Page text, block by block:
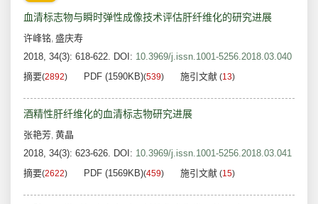
血清标志物与瞬时弹性成像技术评估肝纤维化的研究进展
许峰铭, 盛庆寿
2018, 34(3): 618-622. DOI: 10.3969/j.issn.1001-5256.2018.03.040
摘要(2892) PDF (1590KB)(539) 施引文献 (13)
酒精性肝纤维化的血清标志物研究进展
张艳芳, 黄晶
2018, 34(3): 623-626. DOI: 10.3969/j.issn.1001-5256.2018.03.041
摘要(2622) PDF (1569KB)(459) 施引文献 (15)